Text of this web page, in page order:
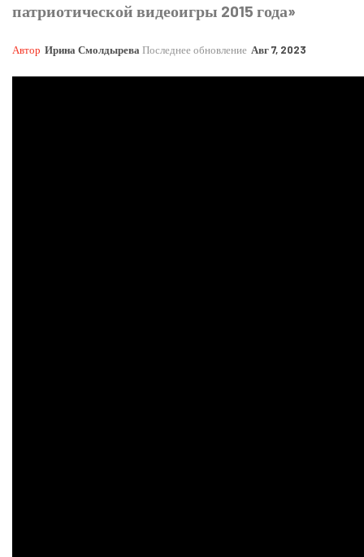
патриотической видеоигры 2015 года»
Автор Ирина СмолдыреваПоследнее обновление Авг 7, 2023